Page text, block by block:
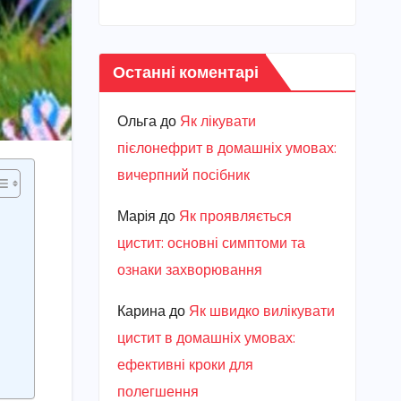
Останні коментарі
Ольгадо Як лікувати
пієлонефрит в домашніх умовах:
вичерпний посібник
Марiя до Як проявляється
цистит: основні симптоми та
ознаки захворювання
Каринадо Як швидко вилікувати
цистит в домашніх умовах:
ефективні кроки для
полегшення